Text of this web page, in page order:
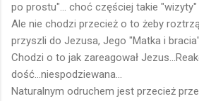
po prostu"... choć częściej takie "wizyty"
Ale nie chodzi przecież o to żeby
przyszli do Jezusa, Jego "Matka i
Chodzi o to jak zareagował
dość...niespodziewana...
Naturalnym odruchem jest przecież